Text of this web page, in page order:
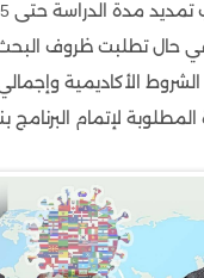
حال تطلبت ظروف البحث
الشروط الأكاديمية
لإتمام البرنامج